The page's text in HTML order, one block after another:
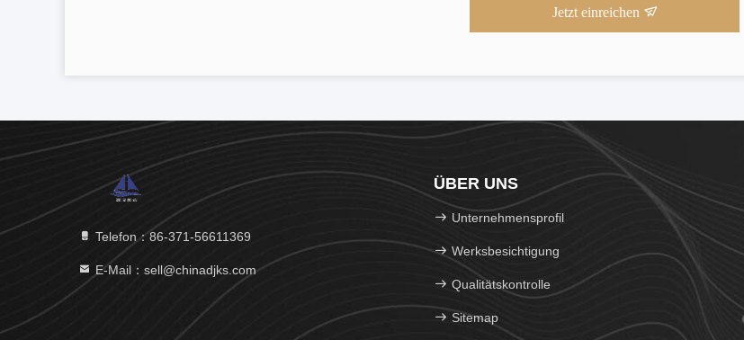
Jetzt einreichen
Telefon：86-371-56611369
E-Mail：sell@chinadjks.com
ÜBER UNS
Unternehmensprofil
Werksbesichtigung
Qualitätskontrolle
Sitemap